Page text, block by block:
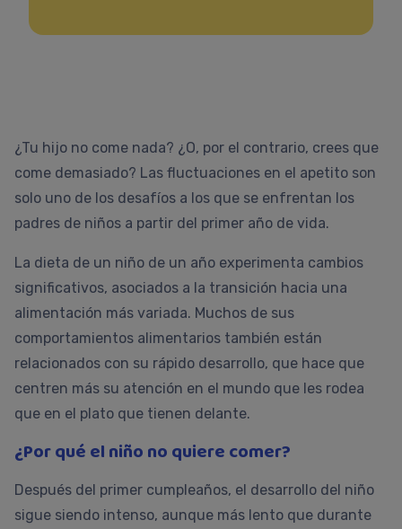
¿Tu hijo no come nada? ¿O, por el contrario, crees que
come demasiado? Las fluctuaciones en el apetito son
solo uno de los desafíos a los que se enfrentan los
padres de niños a partir del primer año de vida.
La dieta de un niño de un año experimenta cambios
significativos, asociados a la transición hacia una
alimentación más variada. Muchos de sus
comportamientos alimentarios también están
relacionados con su rápido desarrollo, que hace que
centren más su atención en el mundo que les rodea
que en el plato que tienen delante.
¿Por qué el niño no quiere comer?
Después del primer cumpleaños, el desarrollo del niño
sigue siendo intenso, aunque más lento que durante